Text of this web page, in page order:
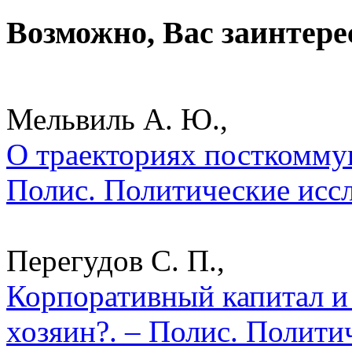
Возможно, Вас
Мельвиль А. Ю.,
О траекториях
Полис. Политические
Перегудов С. П.,
Корпоративный капитал
хозяин?. – Полис.